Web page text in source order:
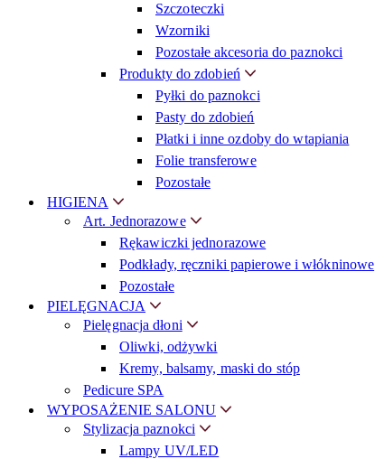
Szczoteczki
Wzorniki
Pozostałe akcesoria do paznokci
Produkty do zdobień
Pyłki do paznokci
Pasty do zdobień
Płatki i inne ozdoby do wtapiania
Folie transferowe
Pozostałe
HIGIENA
Art. Jednorazowe
Rękawiczki jednorazowe
Podkłady, ręczniki papierowe i włókninowe
Pozostałe
PIELĘGNACJA
Pielęgnacja dłoni
Oliwki, odżywki
Kremy, balsamy, maski do stóp
Pedicure SPA
WYPOSAŻENIE SALONU
Stylizacja paznokci
Lampy UV/LED